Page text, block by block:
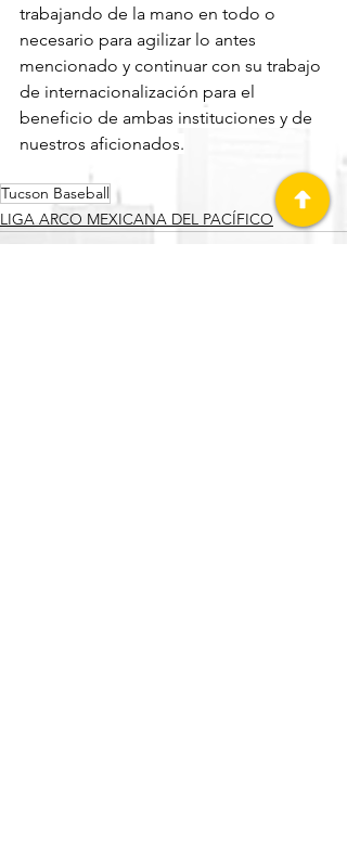
trabajando de la mano en todo o
necesario para agilizar lo antes
mencionado y continuar con su trabajo
de internacionalización para el
beneficio de ambas instituciones y de
nuestros aficionados.
Tucson Baseball
LIGA ARCO MEXICANA DEL PACÍFICO